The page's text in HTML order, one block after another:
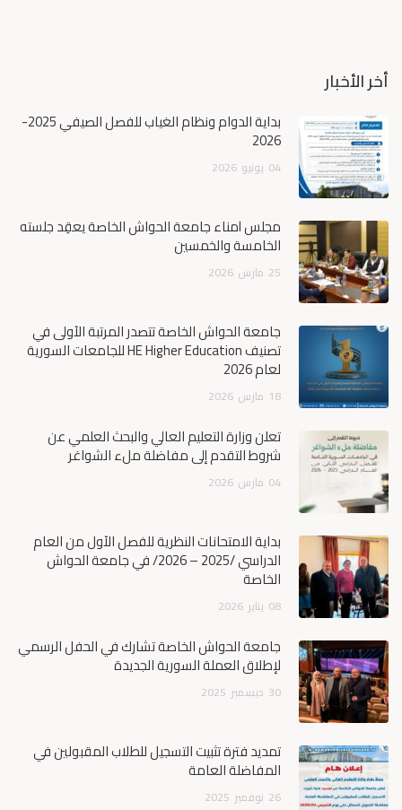
أخر الأخبار
بداية الدوام ونظام الغياب للفصل الصيفي 2025-
2026
04 يونيو 2026
مجلس أمناء جامعة الحواش الخاصة يعقِد جلسته
الخامسة والخمسين
25 مارس 2026
جامعة الحواش الخاصة تتصدر المرتبة الأولى في
تصنيف HE Higher Education للجامعات السورية
لعام 2026
18 مارس 2026
تعلن وزارة التعليم العالي والبحث العلمي عن
شروط التقدم إلى مفاضلة ملء الشواغر
04 مارس 2026
بداية الامتحانات النظرية للفصل الأول من العام
الدراسي /2025 – 2026/ في جامعة الحواش
الخاصة
08 يناير 2026
جامعة الحواش الخاصة تشارك في الحفل الرسمي
لإطلاق العملة السورية الجديدة
30 ديسمبر 2025
تمديد فترة تثبيت التسجيل للطلاب المقبولين في
المفاضلة العامة
26 نوفمبر 2025